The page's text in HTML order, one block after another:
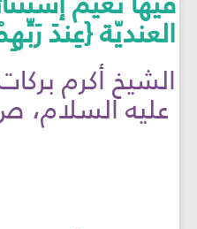
العنديّة {عِندَ
الشيخ أكرم
عليه السلام،